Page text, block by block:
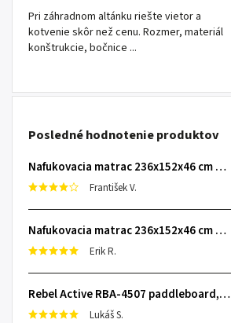
Pri záhradnom altánku riešte vietor a
kotvenie skôr než cenu. Rozmer, materiál
konštrukcie, bočnice ...
Posledné hodnotenie produktov
Nafukovacia matrac 236x152x46 cm so zabudovanou elektrickou pumpou INTEX 64448
František V.
Nafukovacia matrac 236x152x46 cm so zabudovanou elektrickou pumpou INTEX 64448
Erik R.
Rebel Active RBA-4507 paddleboard, 335 cm L-RBA-4507-OR
Lukáš S.